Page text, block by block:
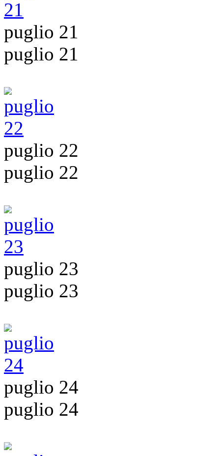
puglio 21
puglio 21
puglio 22
puglio 22
puglio 23
puglio 23
puglio 24
puglio 24